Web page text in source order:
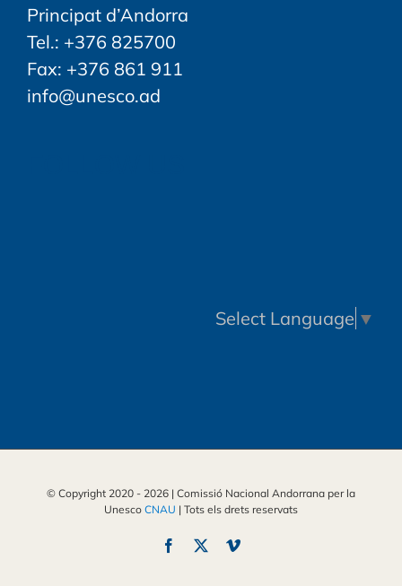
Principat d’Andorra
Tel.: +376 825700
Fax: +376 861 911
info@unesco.ad
Select Language ▼
© Copyright 2020 - 2026 | Comissió Nacional Andorrana per la
Unesco CNAU | Tots els drets reservats
Facebook Vimeo